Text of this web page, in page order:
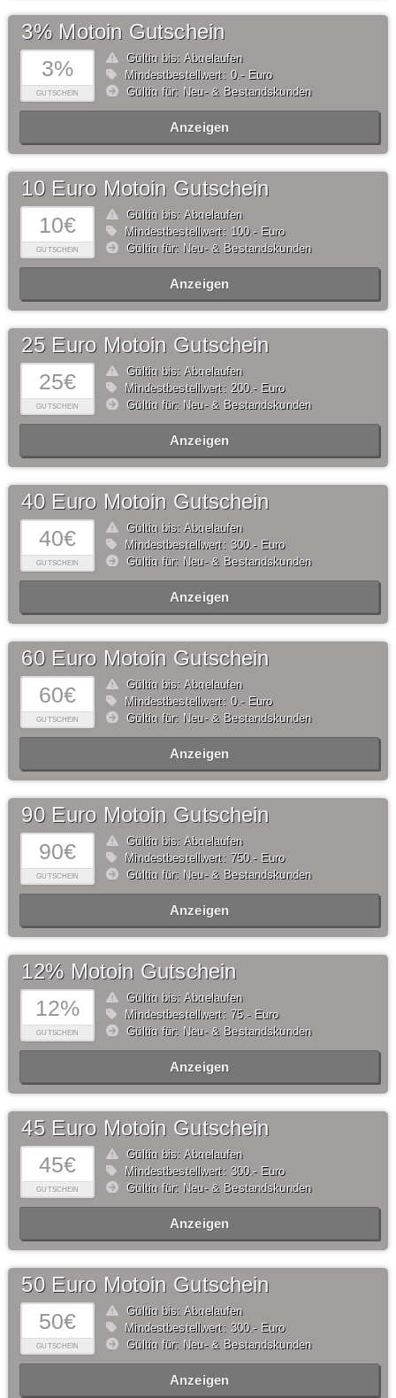
3%
GUTSCHEIN
3% Motoin Gutschein
Gültig bis: Abgelaufen
Mindestbestellwert: 0,- Euro
Gültig für: Neu- & Bestandskunden
Anzeigen
10€
GUTSCHEIN
10 Euro Motoin Gutschein
Gültig bis: Abgelaufen
Mindestbestellwert: 100,- Euro
Gültig für: Neu- & Bestandskunden
Anzeigen
25€
GUTSCHEIN
25 Euro Motoin Gutschein
Gültig bis: Abgelaufen
Mindestbestellwert: 200,- Euro
Gültig für: Neu- & Bestandskunden
Anzeigen
40€
GUTSCHEIN
40 Euro Motoin Gutschein
Gültig bis: Abgelaufen
Mindestbestellwert: 300,- Euro
Gültig für: Neu- & Bestandskunden
Anzeigen
60€
GUTSCHEIN
60 Euro Motoin Gutschein
Gültig bis: Abgelaufen
Mindestbestellwert: 0,- Euro
Gültig für: Neu- & Bestandskunden
Anzeigen
90€
GUTSCHEIN
90 Euro Motoin Gutschein
Gültig bis: Abgelaufen
Mindestbestellwert: 750,- Euro
Gültig für: Neu- & Bestandskunden
Anzeigen
12%
GUTSCHEIN
12% Motoin Gutschein
Gültig bis: Abgelaufen
Mindestbestellwert: 75,- Euro
Gültig für: Neu- & Bestandskunden
Anzeigen
45€
GUTSCHEIN
45 Euro Motoin Gutschein
Gültig bis: Abgelaufen
Mindestbestellwert: 300,- Euro
Gültig für: Neu- & Bestandskunden
Anzeigen
50€
GUTSCHEIN
50 Euro Motoin Gutschein
Gültig bis: Abgelaufen
Mindestbestellwert: 300,- Euro
Gültig für: Neu- & Bestandskunden
Anzeigen